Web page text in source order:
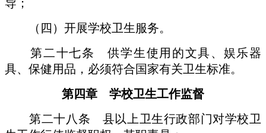
导；
（四）开展学校卫生服务。
第二十七条 供学生使用的文具、娱乐器
具、保健用品，必须符合国家有关卫生标准。
第四章 学校卫生工作监督
第二十八条 县以上卫生行政部门对学校卫